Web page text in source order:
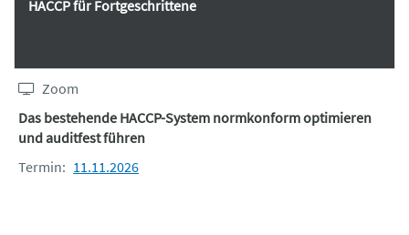
HACCP für Fortgeschrittene
Zoom
Das bestehende HACCP-System normkonform optimieren
und auditfest führen
Termin: 11.11.2026